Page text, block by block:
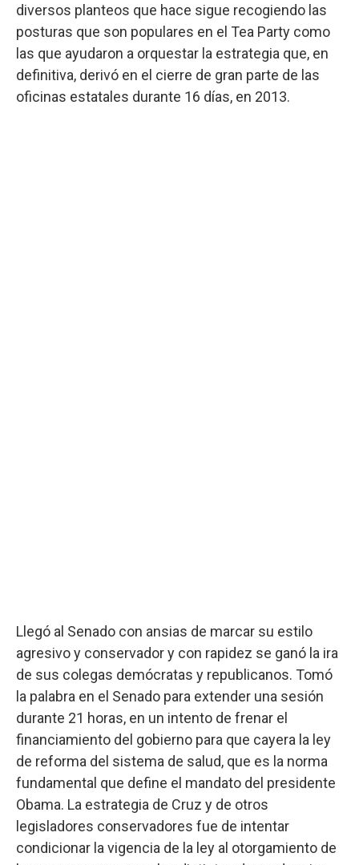
diversos planteos que hace sigue recogiendo las
posturas que son populares en el Tea Party como
las que ayudaron a orquestar la estrategia que, en
definitiva, derivó en el cierre de gran parte de las
oficinas estatales durante 16 días, en 2013.
Llegó al Senado con ansias de marcar su estilo
agresivo y conservador y con rapidez se ganó la ira
de sus colegas demócratas y republicanos. Tomó
la palabra en el Senado para extender una sesión
durante 21 horas, en un intento de frenar el
financiamiento del gobierno para que cayera la ley
de reforma del sistema de salud, que es la norma
fundamental que define el mandato del presidente
Obama. La estrategia de Cruz y de otros
legisladores conservadores fue de intentar
condicionar la vigencia de la ley al otorgamiento de